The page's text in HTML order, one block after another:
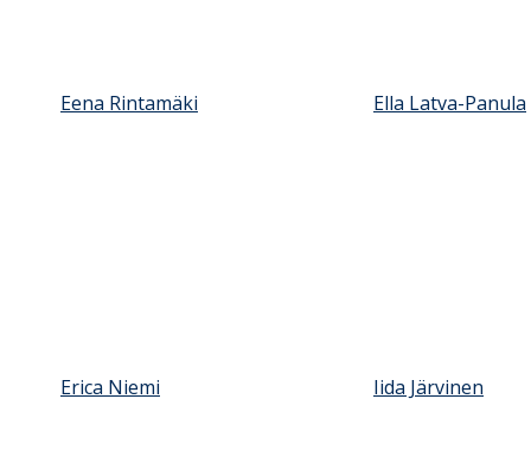
Eena Rintamäki Ella Latva-Panula
Erica Niemi Iida Järvinen